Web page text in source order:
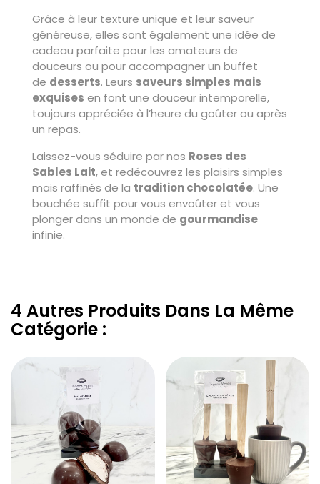
Grâce à leur texture unique et leur saveur
généreuse, elles sont également une idée de
cadeau parfaite pour les amateurs de
douceurs ou pour accompagner un buffet
de desserts. Leurs saveurs simples mais
exquises en font une douceur intemporelle,
toujours appréciée à l’heure du goûter ou après
un repas.
Laissez-vous séduire par nos Roses des
Sables Lait, et redécouvrez les plaisirs simples
mais raffinés de la tradition chocolatée. Une
bouchée suffit pour vous envoûter et vous
plonger dans un monde de gourmandise
infinie.
4 Autres Produits Dans La Même
Catégorie :